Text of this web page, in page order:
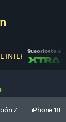
INTERNETSuscríbete a
Z iPhone 18